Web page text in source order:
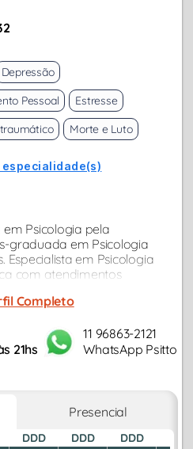
Depressão
Pessoal
Estresse
Morte e Luto
especialidade(s)
Psicologia pela
graduada em Psicologia
Especialista em Psicologia
com atendimentos
Completo
21hs
11 96863-2121
WhatsApp Psitto
Presencial
DDD
DDD
DDD